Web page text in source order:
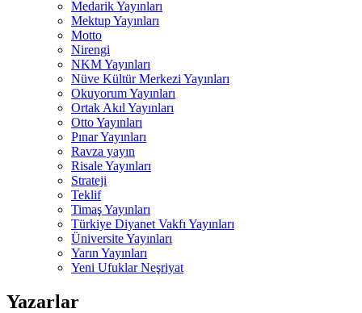
Medarik Yayınları
Mektup Yayınları
Motto
Nirengi
NKM Yayınları
Nüve Kültür Merkezi Yayınları
Okuyorum Yayınları
Ortak Akıl Yayınları
Otto Yayınları
Pınar Yayınları
Ravza yayın
Risale Yayınları
Strateji
Teklif
Timaş Yayınları
Türkiye Diyanet Vakfı Yayınları
Üniversite Yayınları
Yarın Yayınları
Yeni Ufuklar Neşriyat
Yazarlar